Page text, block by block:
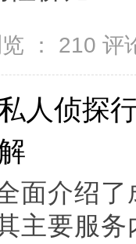
： 210 评
人侦探
面介绍
主要服